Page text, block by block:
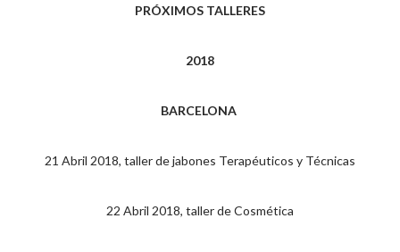
PRÓXIMOS TALLERES
2018
BARCELONA
21 Abril 2018, taller de jabones Terapéuticos y Técnicas
22 Abril 2018, taller de Cosmética